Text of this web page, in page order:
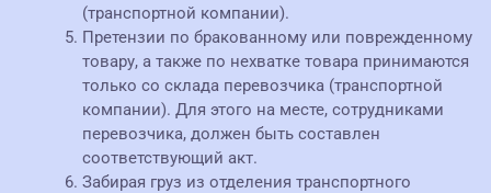
(транспортной компании).
Претензии по бракованному или поврежденному
товару, а также по нехватке товара принимаются
только со склада перевозчика (транспортной
компании). Для этого на месте, сотрудниками
перевозчика, должен быть составлен
соответствующий акт.
Забирая груз из отделения транспортного